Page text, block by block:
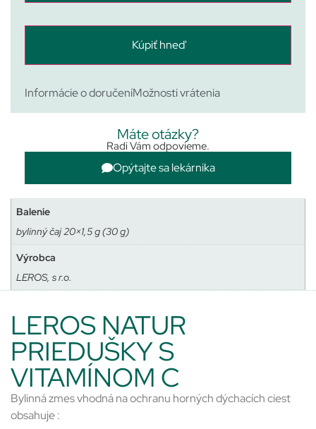
Kúpiť hneď
Informácie o doručeníMožnosti vrátenia
Máte otázky?
Radi Vám odpovieme.
Opýtajte sa lekárnika
Balenie
bylinný čaj 20×1,5 g (30 g)
Výrobca
LEROS, s r.o.
LEROS NATUR
PRIEDUŠKY S
VITAMÍNOM C
Bylinná zmes vhodná na ochranu horných dýchacích ciest
obsahuje :